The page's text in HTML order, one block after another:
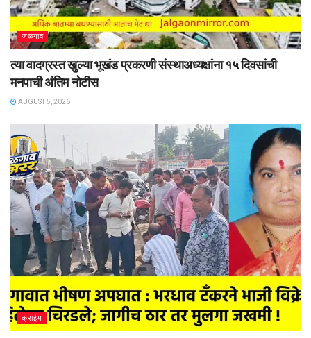
जळगाव
त्या वादग्रस्त खुल्या भूखंड प्रकरणी संस्थाअध्यक्षांना १५ दिवसांची
मनपाची अंतिम नोटीस
AUGUST 5, 2026
क्राईम